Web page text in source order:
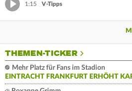
1:15 V-Tipps
THEMEN-TICKER
Mehr Platz für Fans im Stadion
EINTRACHT FRANKFURT ERHÖHT